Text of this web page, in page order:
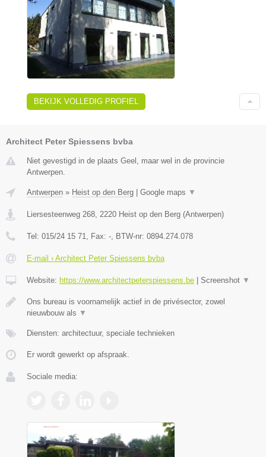
BEKIJK VOLLEDIG PROFIEL
Architect Peter Spiessens bvba
Niet gevestigd in de plaats Geel, maar wel in de provincie
Antwerpen.
Antwerpen » Heist op den Berg Google maps ▼
Liersesteenweg 268 2220 Heist op den Berg (Antwerpen)
Tel: 015/24 15 71 , Fax: - , BTW-nr: 0894.274.078
E-mail › Architect Peter Spiessens bvba
Website: https://www.architectpeterspiessens.be Screenshot ▼
Ons bureau is voornamelijk actief in de privésector, zowel
nieuwbouw als ▼
Diensten: architectuur, speciale technieken
Er wordt gewerkt op afspraak.
Sociale media: